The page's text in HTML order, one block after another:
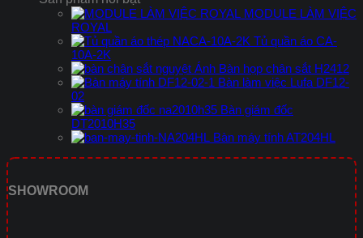
MODULE LÀM VIỆC
ROYAL
Tủ quần áo CA-
10A-2K
Bàn họp chân sắt H2412
Bàn làm việc Lufa DF12-
02
Bàn giám đốc
DT2010H35
Bàn máy tính AT204HL
SHOWROOM